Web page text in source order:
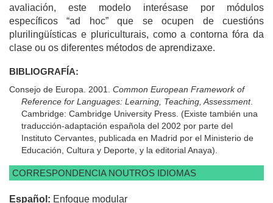
avaliación, este modelo interésase por módulos
específicos “ad hoc” que se ocupen de cuestións
plurilingüísticas e pluriculturais, como a contorna fóra da
clase ou os diferentes métodos de aprendizaxe.
BIBLIOGRAFÍA:
Consejo de Europa. 2001. Common European Framework of
Reference for Languages: Learning, Teaching, Assessment.
Cambridge: Cambridge University Press. (Existe también una
traducción-adaptación española del 2002 por parte del
Instituto Cervantes, publicada en Madrid por el Ministerio de
Educación, Cultura y Deporte, y la editorial Anaya).
CORRESPONDENCIA NOUTROS IDIOMAS
Español: Enfoque modular